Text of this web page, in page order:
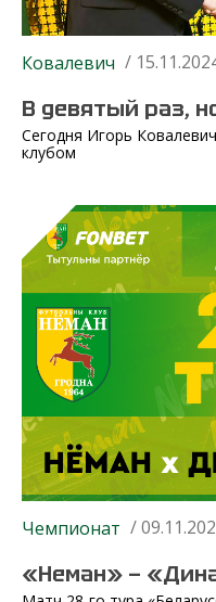
Ковалевич /
В девятый раз,
Сегодня Игорь
клубом
Чемпионат /
«Неман» —